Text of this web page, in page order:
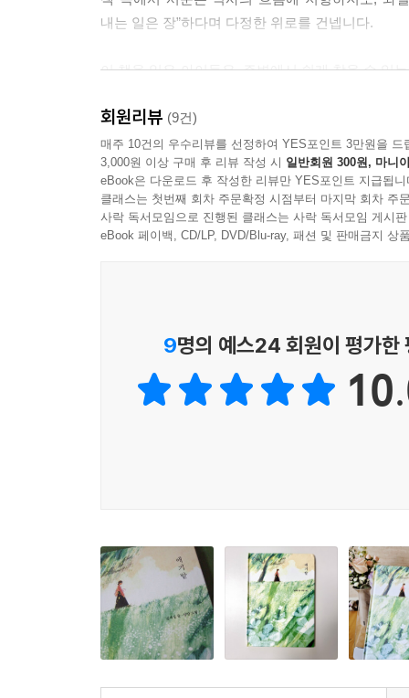
내는 일은 장”하다며 다정한 위로를 건넵니다.
이 책을 읽은 아이들은, 주변에서 쉽게 찾을 수 있
위로와 생명의 소중함을 전달하는 마음 연결 그림책
《애기밭》은 한 개인의 역사를 기록하는 데 그
펼치는 순간, 어른들은 굽이굽이 걸어온 자신
살아남는 일은 장한 일이라는 지혜를 배우게 됩니
유아기 자녀는 물론, 고단한 삶을 향한 위로가 필
개인의 삶이 궁금한 모든 이들을 위한 이 책은 아
그림 속 풍경과 인물의 표정은 실제 우리 근현대
서운의 인생을 마치 직접 본 것처럼 쉽게 몰입하며
책 전반에 흐르는 삶과 죽음, 그리고 다시 피어나
과거의 나열을 넘어, 모든 순간을 애정 어린 시
여운을 남깁니다.
회원리뷰 (9건)
매주 10건의 우수리뷰를 선정하여 YES포인트 3만원을 드
3,000원 이상 구매 후 리뷰 작성 시 일반회원 300원, 마니
eBook은 다운로드 후 작성한 리뷰만 YES포인트 지급됩니
클래스는 첫번째 회차 주문확정 시점부터 마지막 회차 주
사락 독서모임으로 진행된 클래스는 사락 독서모임 게시
eBook 페이백, CD/LP, DVD/Blu-ray, 패션 및 판매금지 상
9명의 예스24 회원이 평가한